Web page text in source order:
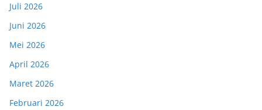
Juli 2026
Juni 2026
Mei 2026
April 2026
Maret 2026
Februari 2026